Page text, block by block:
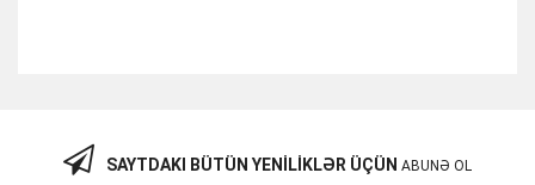
Samsung 2GB PC3 10600U-09-10-B0
SAYTDAKI BÜTÜN YENILIKLƏR ÜÇÜN ABUNƏ OL